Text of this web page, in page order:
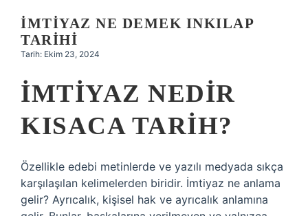
Hakkımızda
İMTIYAZ NE DEMEK INKILAP
TARIHI
Tarih: Ekim 23, 2024
İMTIYAZ NEDIR
KISACA TARIH?
Özellikle edebi metinlerde ve yazılı medyada sıkça
karşılaşılan kelimelerden biridir. İmtiyaz ne anlama
gelir? Ayrıcalık, kişisel hak ve ayrıcalık anlamına